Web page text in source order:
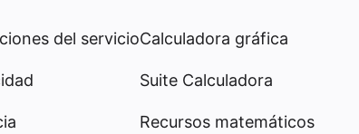
del servicioCalculadora gráfica
Suite Calculadora
Recursos matemáticos